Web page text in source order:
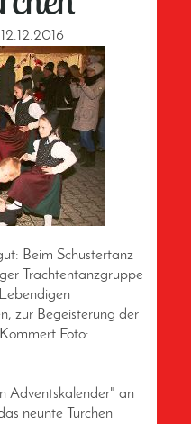
12.12.2016
Beim Schustertanz
Trachtentanzgruppe
zur Begeisterung der
Foto:
Adventskalender" an
neunte Türchen